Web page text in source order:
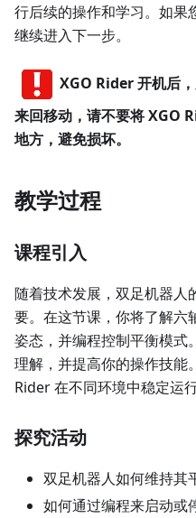
行后续的操作和学习。如果
继续进入下一步。
XGO Rider 开机后
来回移动，请不要将 XGO
地方，避免损坏。
教学过程
课程引入
随着技术发展，双足机器人
要。在这节课，你将了解六
姿态，并编程控制平衡模式
理解，并提高你的操作技能
Rider 在不同环境中稳定运
探究活动
双足机器人如何维持其
如何通过编程来启动或